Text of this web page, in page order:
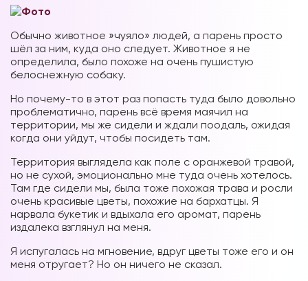
Обычно животное »чуяло» людей, а парень просто
шёл за ним, куда оно следует. Животное я не
определила, было похоже на очень пушистую
белоснежную собаку.
Но почему-то в этот раз попасть туда было довольно
проблематично, парень всё время маячил на
территории, мы же сидели и ждали поодаль, ожидая
когда они уйдут, чтобы посидеть там.
Территория выглядела как поле с оранжевой травой,
но не сухой, эмоционально мне туда очень хотелось.
Там где сидели мы, была тоже похожая трава и росли
очень красивые цветы, похожие на бархатцы. Я
нарвала букетик и вдыхала его аромат, парень
издалека взглянул на меня.
Я испугалась на мгновение, вдруг цветы тоже его и он
меня отругает? Но он ничего не сказал.